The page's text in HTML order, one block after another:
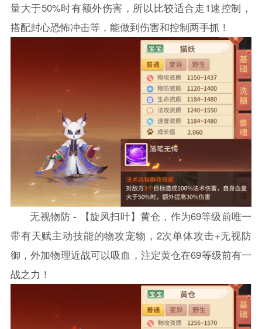
量大于50%时有额外伤害，所以比较适合走1速控制，
搭配封心恐怖冲击等，能做到伤害和控制两手抓！
无视物防 - 【旋风扫叶】黄仓，作为69等级前唯一
带有天赋主动技能的物攻宠物，2次单体攻击+无视防
御，外加物理近战可以吸血，注定黄仓在69等级前有一
战之力！